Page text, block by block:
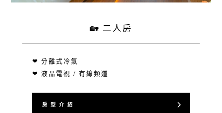
🏡 二人房
❤ 分離式冷氣
❤ 液晶電視 / 有線頻道
房 型 介 紹